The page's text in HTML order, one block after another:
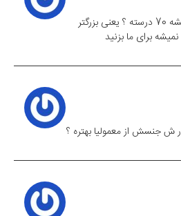
لگن استیل بزرگترین سایزش میشه 70 درسته ؟ یعنی بزرگتر
برای ما بزنید
ش جنسش از معمولیا بهتره ؟